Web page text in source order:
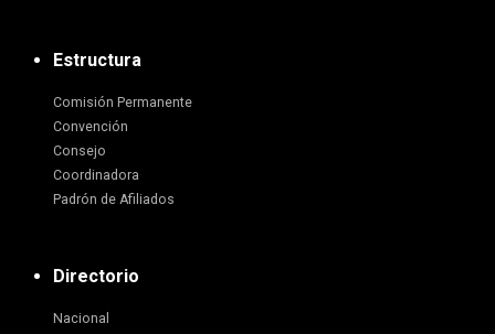
Estructura
Comisión Permanente
Convención
Consejo
Coordinadora
Padrón de Afiliados
Directorio
Nacional